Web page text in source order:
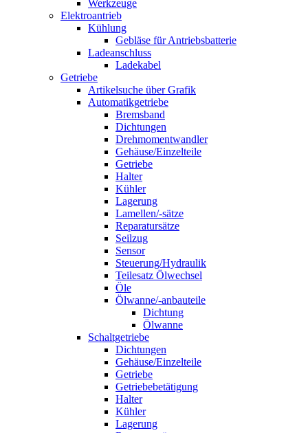
Werkzeuge
Elektroantrieb
Kühlung
Gebläse für Antriebsbatterie
Ladeanschluss
Ladekabel
Getriebe
Artikelsuche über Grafik
Automatikgetriebe
Bremsband
Dichtungen
Drehmomentwandler
Gehäuse/Einzelteile
Getriebe
Halter
Kühler
Lagerung
Lamellen/-sätze
Reparatursätze
Seilzug
Sensor
Steuerung/Hydraulik
Teilesatz Ölwechsel
Öle
Ölwanne/-anbauteile
Dichtung
Ölwanne
Schaltgetriebe
Dichtungen
Gehäuse/Einzelteile
Getriebe
Getriebebetätigung
Halter
Kühler
Lagerung